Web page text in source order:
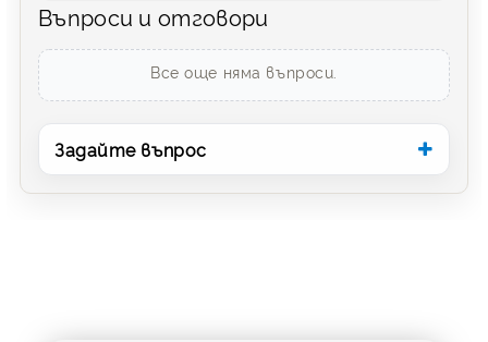
Въпроси и отговори
Все още няма въпроси.
Задайте въпрос